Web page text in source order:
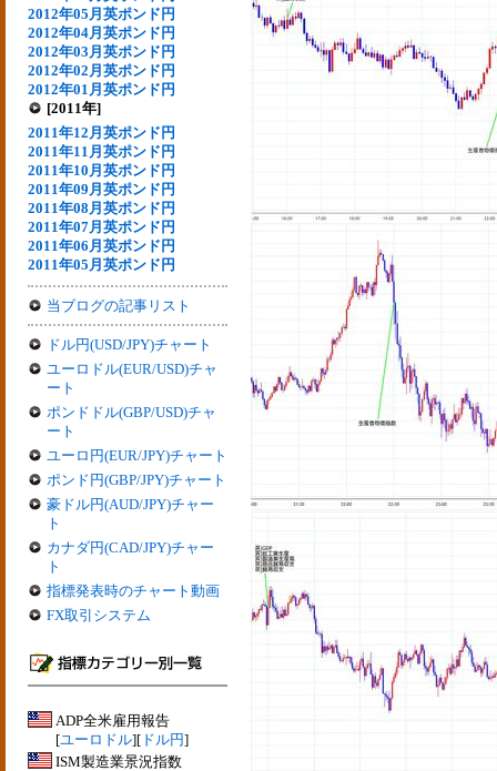
2012年05月英ポンド円
2012年04月英ポンド円
2012年03月英ポンド円
2012年02月英ポンド円
2012年01月英ポンド円
[2011年]
2011年12月英ポンド円
2011年11月英ポンド円
2011年10月英ポンド円
2011年09月英ポンド円
2011年08月英ポンド円
2011年07月英ポンド円
2011年06月英ポンド円
2011年05月英ポンド円
当ブログの記事リスト
ドル円(USD/JPY)チャート
ユーロドル(EUR/USD)チャ
ート
ポンドドル(GBP/USD)チャ
ート
ユーロ円(EUR/JPY)チャート
ポンド円(GBP/JPY)チャート
豪ドル円(AUD/JPY)チャー
ト
カナダ円(CAD/JPY)チャー
ト
指標発表時のチャート動画
FX取引システム
ADP全米雇用報告
[ユーロドル][ ドル円]
ISM製造業景況指数